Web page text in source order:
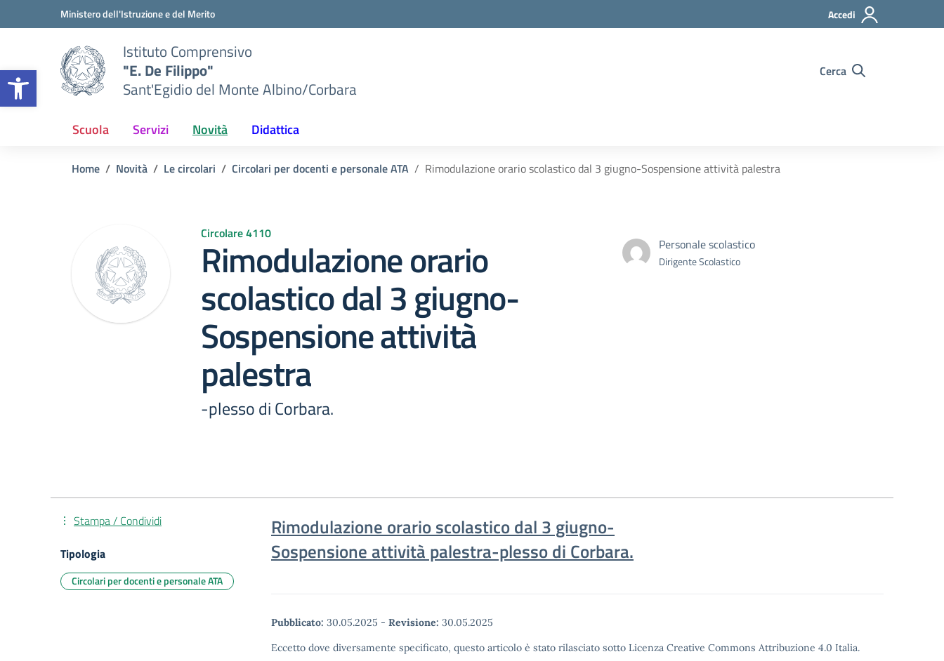
Apri la barra degli strumenti
Vai ai contenuti
Vai al menu di navigazioneMinistero dell'Istruzione e del Merito Accedi
Istituto Comprensivo
"E. De Filippo"
Sant'Egidio del Monte Albino/Corbara
Cerca
Scuola Servizi Novità Didattica
Home Novità Le circolari Circolari per docenti e personale ATA Rimodulazione orario scolastico dal 3 giugno-Sospensione attività palestra
Circolare 4110
Rimodulazione orario
scolastico dal 3 giugno-
Sospensione attività
palestra
-plesso di Corbara.
Personale scolastico
Dirigente Scolastico
Rimodulazione orario scolastico dal 3 giugno-
Sospensione attività palestra-plesso di Corbara.
Pubblicato: 30.05.2025 - Revisione: 30.05.2025
Eccetto dove diversamente specificato, questo articolo è stato rilasciato sotto Licenza Creative Commons Attribuzione 4.0 Italia.
Stampa / Condividi
Tipologia
Circolari per docenti e personale ATA